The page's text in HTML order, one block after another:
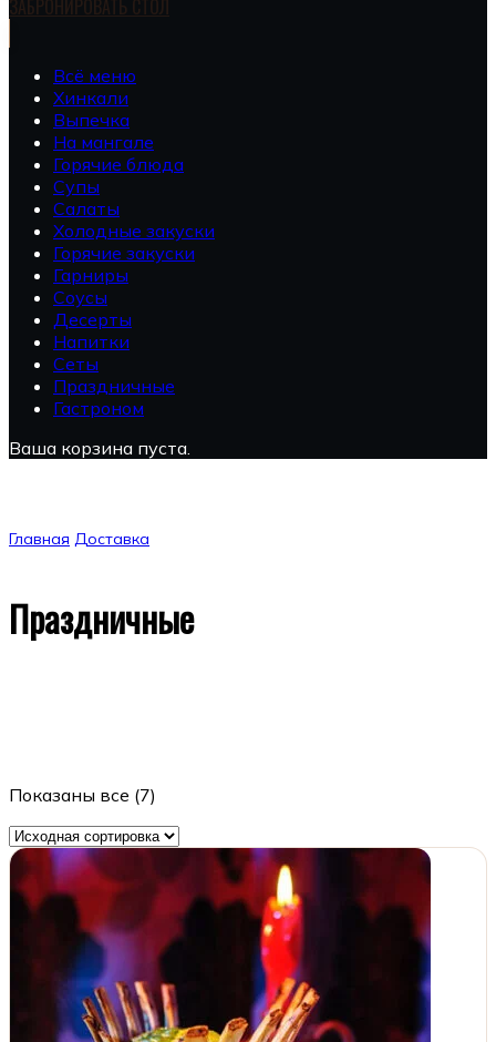
ЗАБРОНИРОВАТЬ СТОЛ
Всё меню
Хинкали
Выпечка
На мангале
Горячие блюда
Супы
Салаты
Холодные закуски
Горячие закуски
Гарниры
Соусы
Десерты
Напитки
Сеты
Праздничные
Гастроном
Ваша корзина пуста.
Главная Доставка
Праздничные
Показаны все (7)